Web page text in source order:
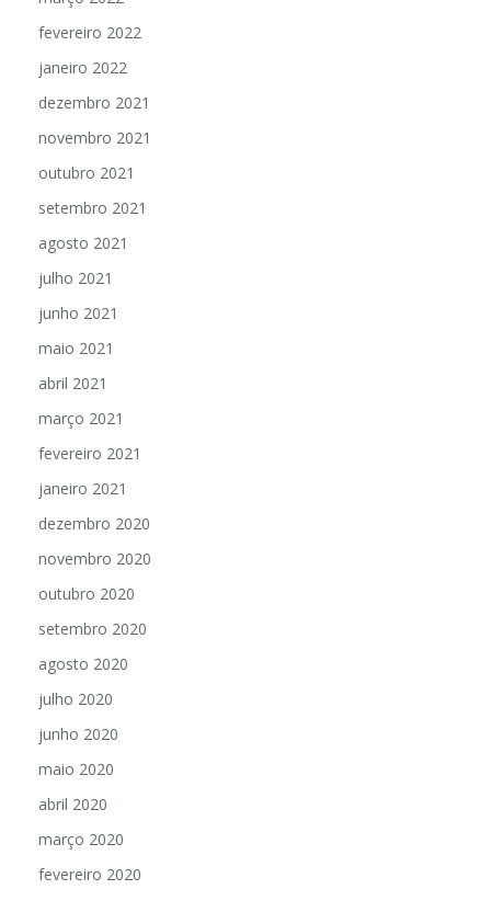
fevereiro 2022
janeiro 2022
dezembro 2021
novembro 2021
outubro 2021
setembro 2021
agosto 2021
julho 2021
junho 2021
maio 2021
abril 2021
março 2021
fevereiro 2021
janeiro 2021
dezembro 2020
novembro 2020
outubro 2020
setembro 2020
agosto 2020
julho 2020
junho 2020
maio 2020
abril 2020
março 2020
fevereiro 2020